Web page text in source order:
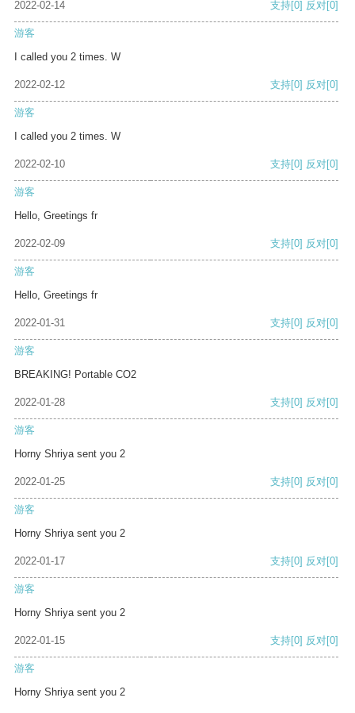
2022-02-14 支持[0] 反对[0]
游客
I called you 2 times. W
2022-02-12 支持[0] 反对[0]
游客
I called you 2 times. W
2022-02-10 支持[0] 反对[0]
游客
Hello, Greetings fr
2022-02-09 支持[0] 反对[0]
游客
Hello, Greetings fr
2022-01-31 支持[0] 反对[0]
游客
BREAKING! Portable CO2
2022-01-28 支持[0] 反对[0]
游客
Horny Shriya sent you 2
2022-01-25 支持[0] 反对[0]
游客
Horny Shriya sent you 2
2022-01-17 支持[0] 反对[0]
游客
Horny Shriya sent you 2
2022-01-15 支持[0] 反对[0]
游客
Horny Shriya sent you 2